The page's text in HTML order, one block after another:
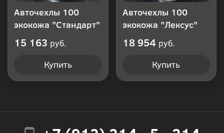
Авточехлы 100
экокожа "Стандарт"
15 163 руб.
Купить
Авточехлы 100
экокожа "Лексус"
18 954 руб.
Купить